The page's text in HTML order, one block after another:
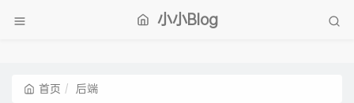
小小Blog
首页 后端